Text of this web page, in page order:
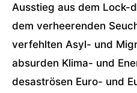
Ausstieg aus dem Lock-
dem verheerenden
verfehlten Asyl- und
absurden Klima- und
desaströsen Euro- und